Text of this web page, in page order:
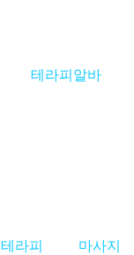
테라피알바
테라피 마사지